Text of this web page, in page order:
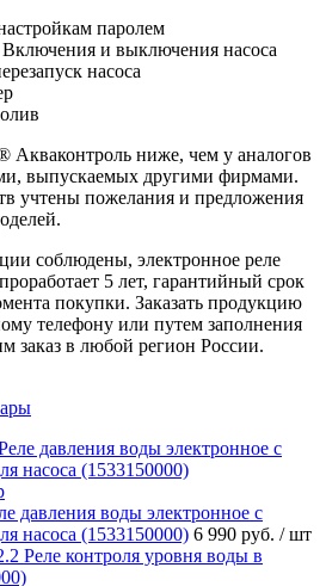
паролем
Включения и выключения насоса
насоса
ниже, чем у аналогов
выпускаемых другими фирмами.
учтены пожелания и предложения
соблюдены, электронное реле
5 лет, гарантийный срок
покупки. Заказать продукцию
телефону или путем заполнения
заказ в любой регион России.
давления воды электронное с
насоса (1533150000) 6 990 руб. / шт